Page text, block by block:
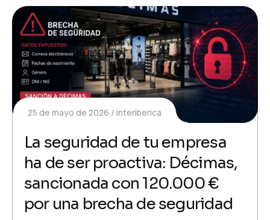
25 de mayo de 2026 interiberica
La seguridad de tu empresa
ha de ser proactiva: Décimas,
sancionada con 120.000 €
por una brecha de seguridad